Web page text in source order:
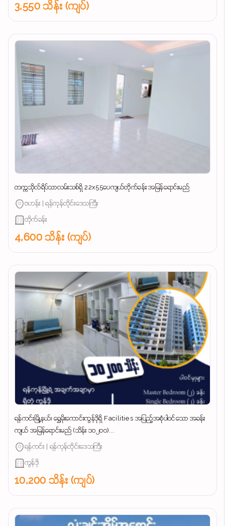
3,550 သိန်း (ကျပ်)
တက္ကသိုလ်ရိပ်သာလမ်းသစ်ရှိ 22x55ပေကျယ်တိုက်ခန်း အမြန်ရောင်းမည်
ဗဟန်း | ရန်ကုန်တိုင်းဒေသကြီး
တိုက်ခန်း
4,600 သိန်း (ကျပ်)
ရန်ကင်းမြို့နယ်၊ ရွှေမိုးကောင်းကွန်ဒိုရှိ Facilities အပြည့်အစုံပါဝင်သော အခန်း
ကျယ် အမြန်ရောင်းမည် (သိန်း ၁၀၂၀၀)...
ရန်ကင်း | ရန်ကုန်တိုင်းဒေသကြီး
ကွန်ဒို
10,200 သိန်း (ကျပ်)